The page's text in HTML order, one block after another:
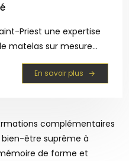
Priest une expertise
matelas sur mesure
Nous concevons
dimensions
En savoir plus
complémentaires
bien-être suprême à
de forme et